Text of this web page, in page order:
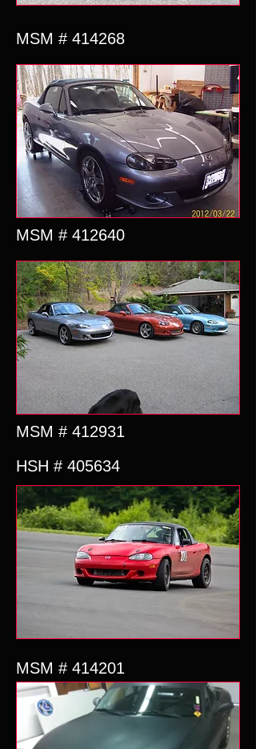
MSM # 414268
MSM # 412640
MSM # 412931
HSH # 405634
MSM # 414201